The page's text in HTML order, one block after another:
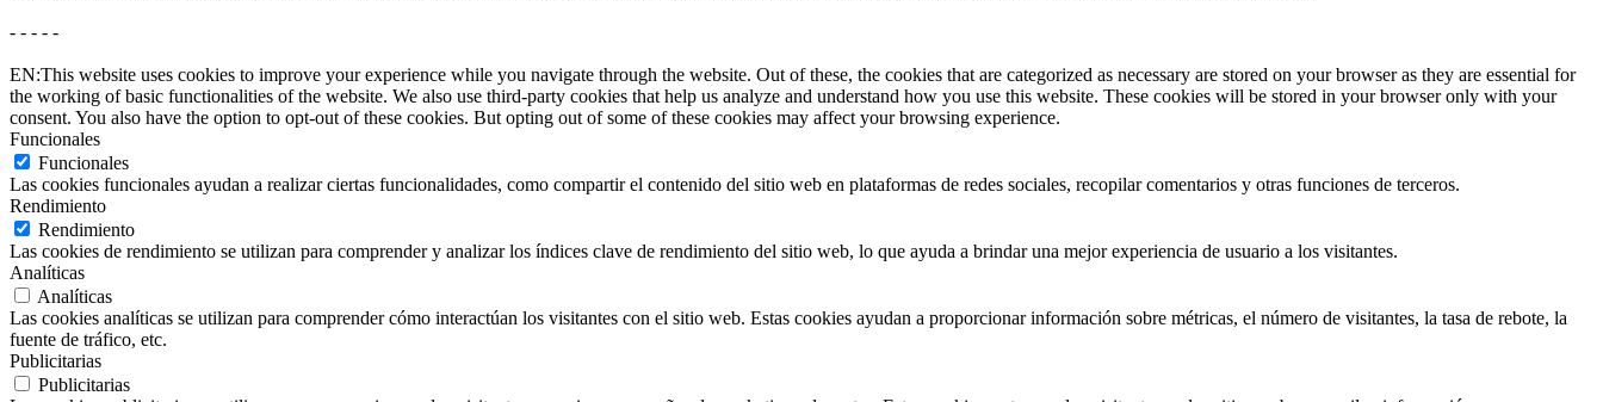
- - - - -
EN:This website uses cookies to improve your experience while you navigate through the website. Out of these, the cookies that are categorized as necessary are stored on your browser as they are essential for
the working of basic functionalities of the website. We also use third-party cookies that help us analyze and understand how you use this website. These cookies will be stored in your browser only with your
consent. You also have the option to opt-out of these cookies. But opting out of some of these cookies may affect your browsing experience.
Funcionales
Funcionales
Las cookies funcionales ayudan a realizar ciertas funcionalidades, como compartir el contenido del sitio web en plataformas de redes sociales, recopilar comentarios y otras funciones de terceros.
Rendimiento
Rendimiento
Las cookies de rendimiento se utilizan para comprender y analizar los índices clave de rendimiento del sitio web, lo que ayuda a brindar una mejor experiencia de usuario a los visitantes.
Analíticas
Analíticas
Las cookies analíticas se utilizan para comprender cómo interactúan los visitantes con el sitio web. Estas cookies ayudan a proporcionar información sobre métricas, el número de visitantes, la tasa de rebote, la
fuente de tráfico, etc.
Publicitarias
Publicitarias